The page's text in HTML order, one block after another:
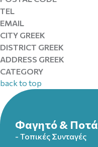
TEL
EMAIL
CITY GREEK
DISTRICT GREEK
ADDRESS GREEK
CATEGORY
back to top
Φαγητό & Ποτά
- Τοπικές Συνταγές